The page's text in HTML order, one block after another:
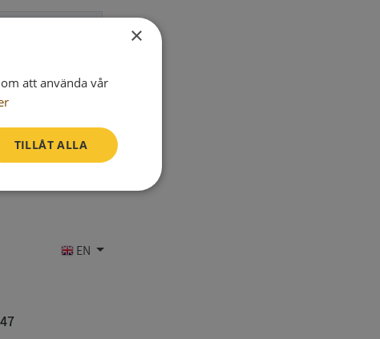
EN
×
att använda vår
TILLÅT ALLA
Oklassificerade